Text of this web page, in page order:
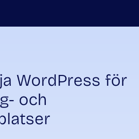
WordPress för
och